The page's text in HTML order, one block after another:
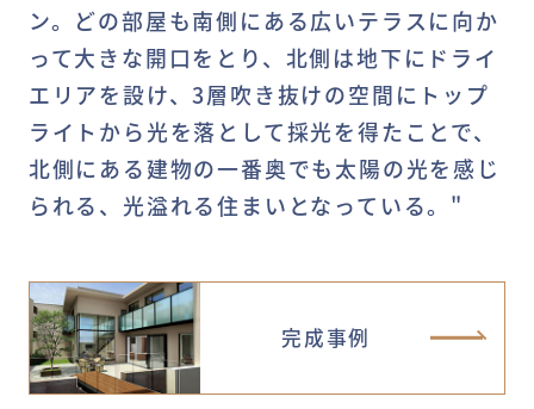
ン。どの部屋も南側にある広いテラスに向か
って大きな開口をとり、北側は地下にドライ
エリアを設け、3層吹き抜けの空間にトップ
ライトから光を落として採光を得たことで、
北側にある建物の一番奥でも太陽の光を感じ
られる、光溢れる住まいとなっている。"
完成事例